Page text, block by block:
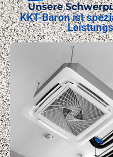
Unsere
KKT-Baron ist